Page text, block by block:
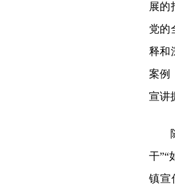
展的
党的
释和
案例
宣讲
干”“
镇宣